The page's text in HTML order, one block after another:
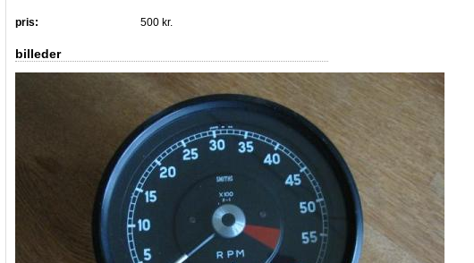
pris: 500 kr.
billeder